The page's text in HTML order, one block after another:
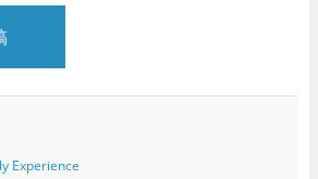
Experience